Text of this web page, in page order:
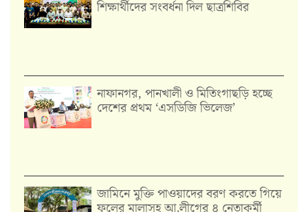
শিক্ষার্থীদের সংবর্ধনা দিল ছাত্রশিবির
নাফানগর, পানখালী ও মিতিংগাছড়ি হচ্ছে
দেশের প্রথম ‘এসডিজি ভিলেজ’
জামিনে মুক্তি পাওয়াদের বরণ করতে গিয়ে